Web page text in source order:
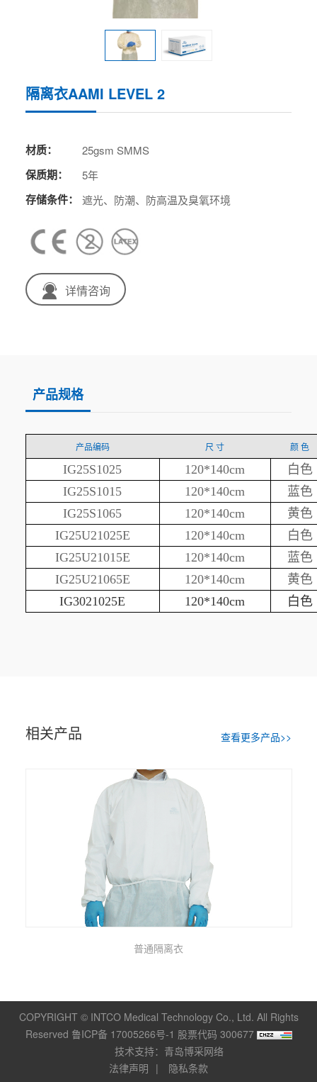
隔离衣AAMI LEVEL 2
材质： 25gsm SMMS
保质期： 5年
存储条件： 遮光、防潮、防高温及臭氧环境
详情咨询
产品规格
产品编码 尺 寸 颜 色
IG25S1025 120*140cm
白色
IG25S1015
120*140cm
蓝色
IG25S1065
120*140cm
黄色
IG25U21025E
120*140cm
白色
IG25U21015E
120*140cm
蓝色
IG25U21065E
120*140cm
黄色
IG3021025E
120*140cm 白色
相关产品 查看更多产品>>
COPYRIGHT © INTCO Medical Technology Co., Ltd. All Rights
Reserved 鲁ICP备 17005266号-1 股票代码 300677
技术支持：青岛博采网络
法律声明
隐私条款